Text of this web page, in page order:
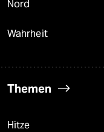
Nord
Wahrheit
Themen
Hitze